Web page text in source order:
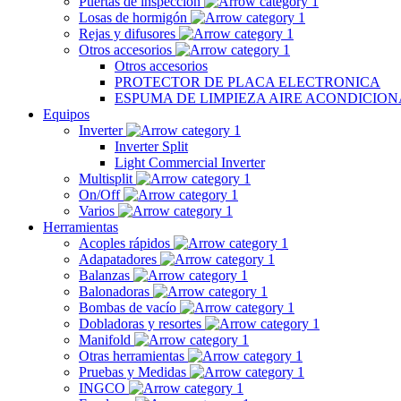
Losas de hormigón
Rejas y difusores
Otros accesorios
Otros accesorios
PROTECTOR DE PLACA ELECTRONICA
ESPUMA DE LIMPIEZA AIRE
Equipos
Inverter
Inverter Split
Light Commercial Inverter
Multisplit
On/Off
Varios
Herramientas
Acoples rápidos
Adapatadores
Balanzas
Balonadoras
Bombas de vacío
Dobladoras y resortes
Manifold
Otras herramientas
Pruebas y Medidas
INGCO